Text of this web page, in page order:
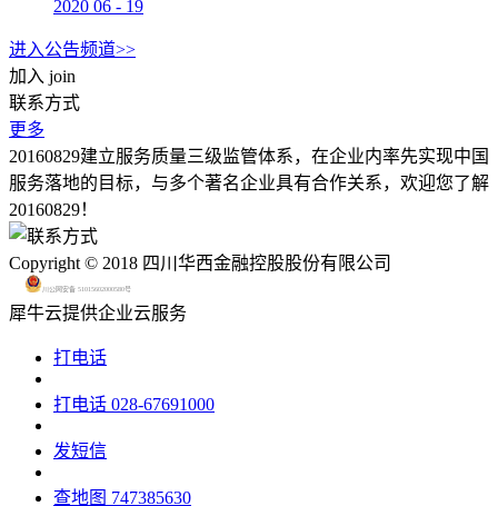
2020 06 - 19
进入公告频道>>
加入 join
联系方式
更多
20160829建立服务质量三级监管体系，在企业内率先实现中国
服务落地的目标，与多个著名企业具有合作关系，欢迎您了解
20160829！
Copyright © 2018 四川华西金融控股股份有限公司
川公网安备 51015602000580号
犀牛云提供企业云服务
打电话
打电话 028-67691000
发短信
查地图 747385630